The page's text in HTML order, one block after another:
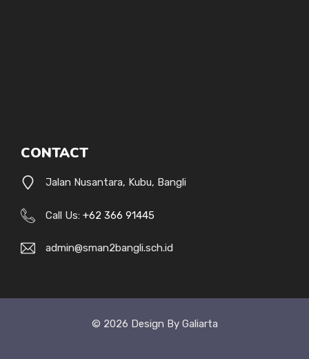
CONTACT
Jalan Nusantara, Kubu, Bangli
Call Us: +62 366 91445
admin@sman2bangli.sch.id
© 2026 Design By Galiarta